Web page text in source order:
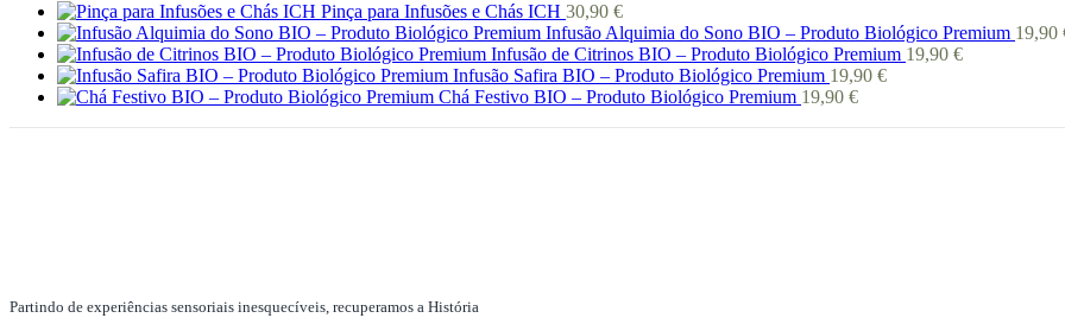
Pinça para Infusões e Chás ICH 30,90 €
Infusão Alquimia do Sono BIO – Produto Biológico Premium 19,90
Infusão de Citrinos BIO – Produto Biológico Premium 19,90 €
Infusão Safira BIO – Produto Biológico Premium 19,90 €
Chá Festivo BIO – Produto Biológico Premium 19,90 €
Partindo de experiências sensoriais inesquecíveis, recuperamos a História